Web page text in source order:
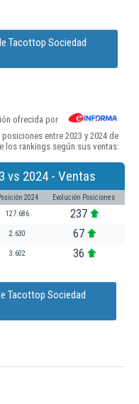
Tacottop Sociedad
ofrecida por
entre 2023 y 2024 de
los rankings según sus ventas:
vs 2024 - Ventas
2024 Evolución Posiciones
127.686 237
2.630 67
3.602 36
Tacottop Sociedad